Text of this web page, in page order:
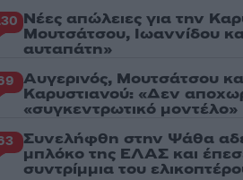
Νέες απώλειες για την
Μουτσάτσου, Ιωαννίδου
αυταπάτη»
Αυγερινός, Μουτσάτσου
Καρυστιανού: «Δεν
«συγκεντρωτικό μοντέλο»
Συνελήφθη στην Ψάθα
μπλόκο της ΕΛΑΣ και
συντρίμμια του